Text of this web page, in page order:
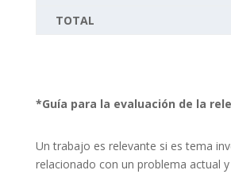
TOTAL
*Guía para la evaluación de la
Un trabajo es relevante si es tema
relacionado con un problema actual